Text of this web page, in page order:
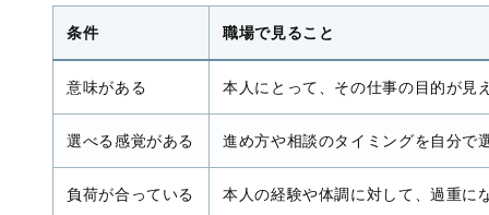
条件 職場で見ること
意味がある 本人にとって、その仕事の目的が見
選べる感覚がある 進め方や相談のタイミングを自分で
負荷が合っている 本人の経験や体調に対して、過重に